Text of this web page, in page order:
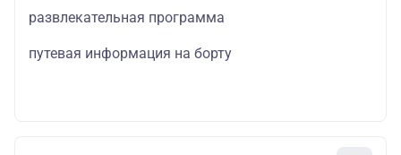
развлекательная программа
путевая информация на борту